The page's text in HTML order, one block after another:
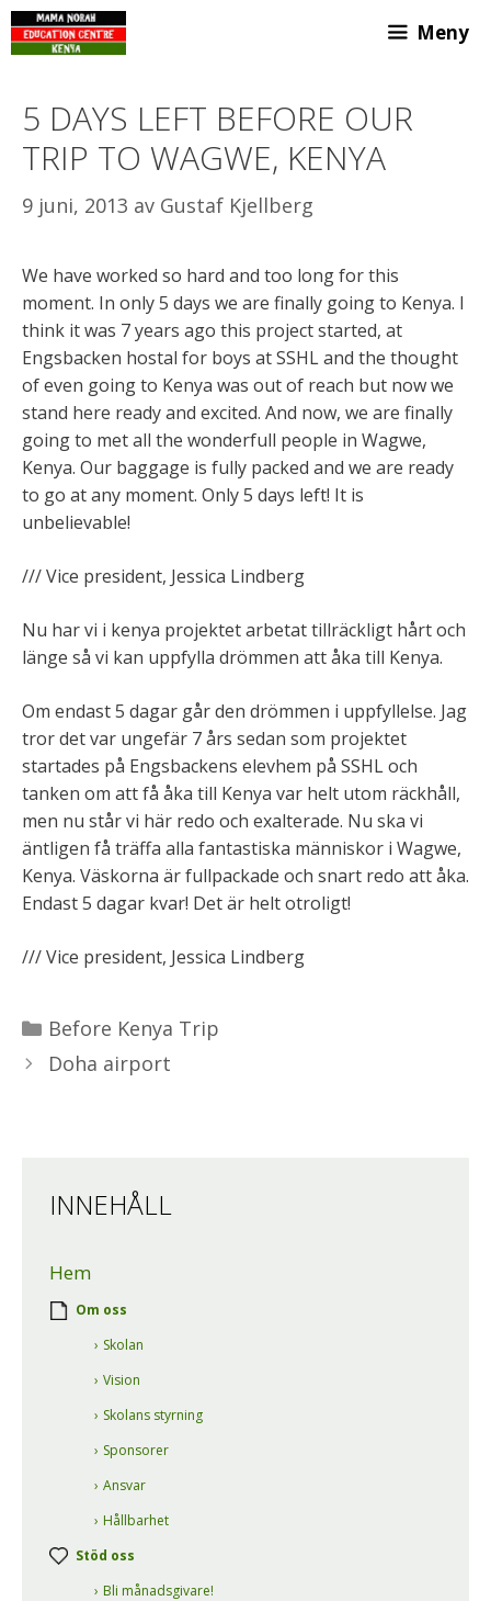
Hoppa
till
Meny
5 DAYS LEFT BEFORE OUR
TRIP TO WAGWE, KENYA
9 juni, 2013 av Gustaf Kjellberg
We have worked so hard and too long for this
moment. In only 5 days we are finally going to Kenya. I
think it was 7 years ago this project started, at
Engsbacken hostal for boys at SSHL and the thought
of even going to Kenya was out of reach but now we
stand here ready and excited. And now, we are finally
going to met all the wonderfull people in Wagwe,
Kenya. Our baggage is fully packed and we are ready
to go at any moment. Only 5 days left! It is
unbelievable!
/// Vice president, Jessica Lindberg
Nu har vi i kenya projektet arbetat tillräckligt hårt och
länge så vi kan uppfylla drömmen att åka till Kenya.
Om endast 5 dagar går den drömmen i uppfyllelse. Jag
tror det var ungefär 7 års sedan som projektet
startades på Engsbackens elevhem på SSHL och
tanken om att få åka till Kenya var helt utom räckhåll,
men nu står vi här redo och exalterade. Nu ska vi
äntligen få träffa alla fantastiska människor i Wagwe,
Kenya. Väskorna är fullpackade och snart redo att åka.
Endast 5 dagar kvar! Det är helt otroligt!
/// Vice president, Jessica Lindberg
Kategorier
Before Kenya Trip
Doha airport
INNEHÅLL
Hem
Om oss
Skolan
Vision
Skolans styrning
Sponsorer
Ansvar
Hållbarhet
Stöd oss
Bli månadsgivare!